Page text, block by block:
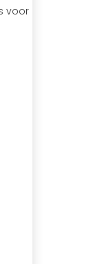
voor